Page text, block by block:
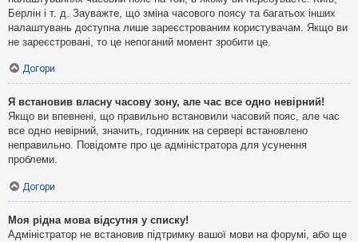
Берлін і т. д. Зауважте, що зміна часового поясу та багатьох інших
налаштувань доступна лише зареєстрованим користувачам. Якщо ви
не зареєстровані, то це непоганий момент зробити це.
Догори
Я встановив власну часову зону, але час все одно невірний!
Якщо ви впевнені, що правильно встановили часовий пояс, але час
все одно невірний, значить, годинник на сервері встановлено
неправильно. Повідомте про це адміністратора для усунення
проблеми.
Догори
Моя рідна мова відсутня у списку!
Адміністратор не встановив підтримку вашої мови на форумі, або ще